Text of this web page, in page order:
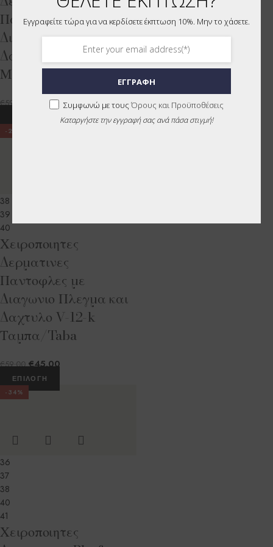
Παντοφλες με
Διαγωνιο Πλεγμα και
Δαχτυλο V-12-k
Μαυρο/Black
€59.00 45.00
-24%
38
39
40
Χειροποιητες
Δερματινες
Παντοφλες με
Διαγωνιο Πλεγμα και
Δαχτυλο V-12-k
Ταμπα/Taba
€59.00 €45.00
ΕΠΙΛΟΓΉ
-34%
36
37
38
40
41
Χειροποιητες
Εγγραφείτε τώρα για να κερδίσετε έκπτωση 10%. Μην το χάσετε.
ΕΓΓΡΑΦΗ
Συμφωνώ με τους Όρους και Προϋποθέσεις
Καταργήστε την εγγραφή σας ανά πάσα στιγμή!